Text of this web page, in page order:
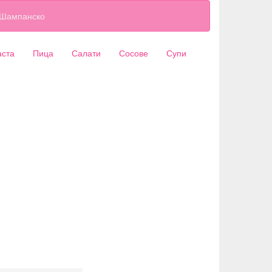
Пица Салати Сосове Супи